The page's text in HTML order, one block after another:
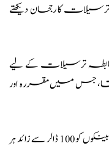
کا رجحان دیکھتے
ترسیلات کے لیے
جس میں مقررہ اور
نظرثانی شدہ فریم ورک کے تحت، بینکوں کو 100 ڈالر سے زائد ہر